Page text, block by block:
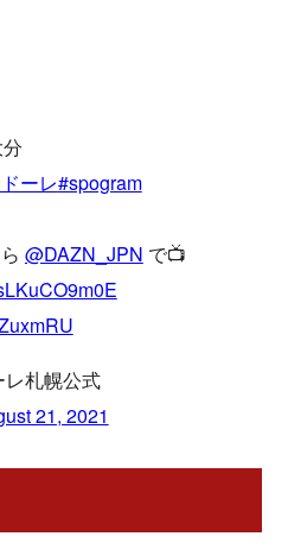
ーレ#spogram
@DAZN_JPN で📺
札幌公式
21, 2021